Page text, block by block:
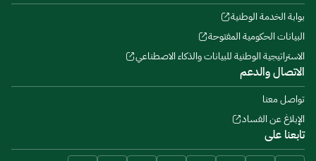
بوابة الخدمة الوطنية
البيانات الحكومية المفتوحة
الاستراتيجية الوطنية للبيانات والذكاء الاصطناعي
الاتصال والدعم
تواصل معنا
الإبلاغ عن الفساد
تابعنا على